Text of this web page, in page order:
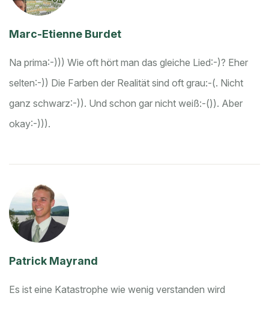
Marc-Etienne Burdet
Na prima:-))) Wie oft hört man das gleiche Lied:-)? Eher
selten:-)) Die Farben der Realität sind oft grau:-(. Nicht
ganz schwarz:-)). Und schon gar nicht weiß:-()). Aber
okay:-))).
Patrick Mayrand
Es ist eine Katastrophe wie wenig verstanden wird